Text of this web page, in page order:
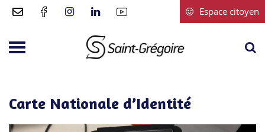
Gestion des traceurs
Espace citoyen
Aller
Carte Nationale d’Identité